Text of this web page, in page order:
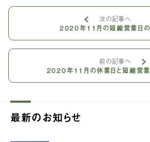
次の記事へ
2020年11月の短縮営業日の
前の記事へ
2020年11月の休業日と短縮営業
最新のお知らせ